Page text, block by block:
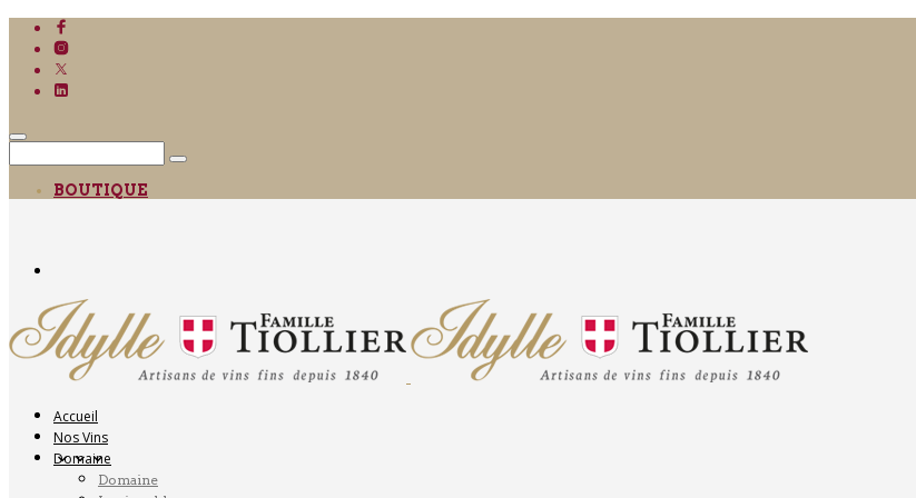
BOUTIQUE
Accueil
Nos Vins
Domaine
Domaine